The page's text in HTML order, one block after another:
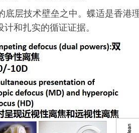
底层技术壁垒之中。蝶适是香港
和扎实的循证证据。